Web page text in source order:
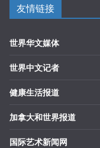
友情链接
世界华文媒体
世界中文记者
健康生活报道
加拿大和世界报道
国际艺术新闻网